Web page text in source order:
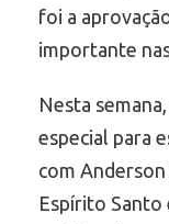
foi a
importante
Nesta
especial para
com
Espírito Santo